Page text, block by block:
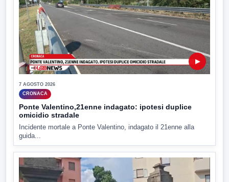
▶
7 AGOSTO 2026
CRONACA
Ponte Valentino,21enne indagato: ipotesi duplice
omicidio stradale
Incidente mortale a Ponte Valentino, indagato il 21enne alla
guida...